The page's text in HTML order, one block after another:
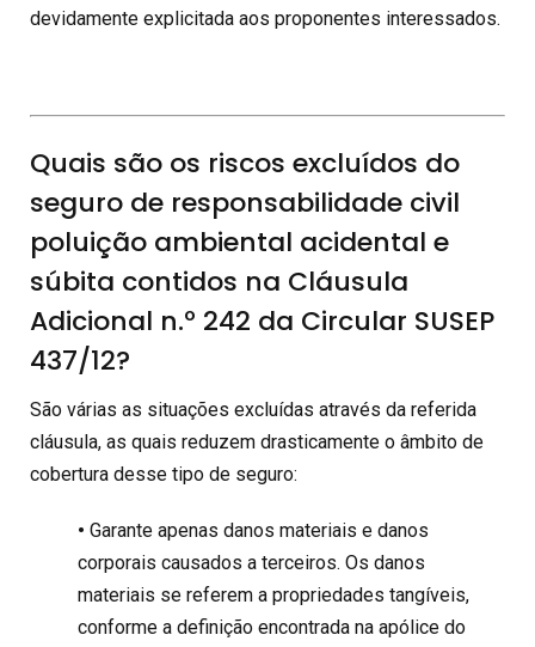
devidamente explicitada aos proponentes interessados.
Quais são os riscos excluídos do
seguro de responsabilidade civil
poluição ambiental acidental e
súbita contidos na Cláusula
Adicional n.º 242 da Circular SUSEP
437/12?
São várias as situações excluídas através da referida
cláusula, as quais reduzem drasticamente o âmbito de
cobertura desse tipo de seguro:
• Garante apenas danos materiais e danos
corporais causados a terceiros. Os danos
materiais se referem a propriedades tangíveis,
conforme a definição encontrada na apólice do